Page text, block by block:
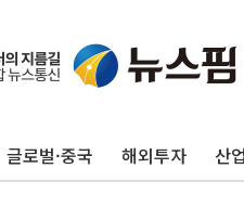
글로벌·중국 해외투자 산업
신길동 신축도 3.3㎡당 7250만
용산공원·그린벨트로 또 충돌
[코인시황] 비트코인 6만4000달
[베트남 증시] 유동성 부진 지속,